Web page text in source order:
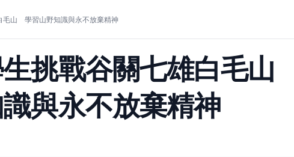
毛山 學習山野知識與永不放棄精神
挑戰谷關七雄白毛山
與永不放棄精神